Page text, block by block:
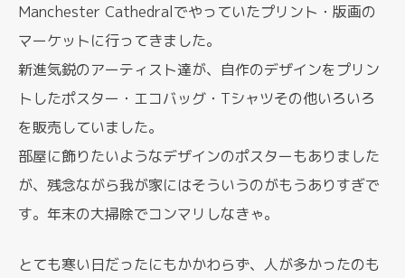
Manchester Cathedralでやっていたプリント・版画の
マーケットに行ってきました。
新進気鋭のアーティスト達が、自作のデザインをプリン
トしたポスター・エコバッグ・Tシャツその他いろいろ
を販売していました。
部屋に飾りたいようなデザインのポスターもありました
が、残念ながら我が家にはそういうのがもうありすぎで
す。年末の大掃除でコンマリしなきゃ。
とても寒い日だったにもかかわらず、人が多かったのも